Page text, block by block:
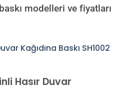
modelleri ve fiyatları
Hasır Duvar